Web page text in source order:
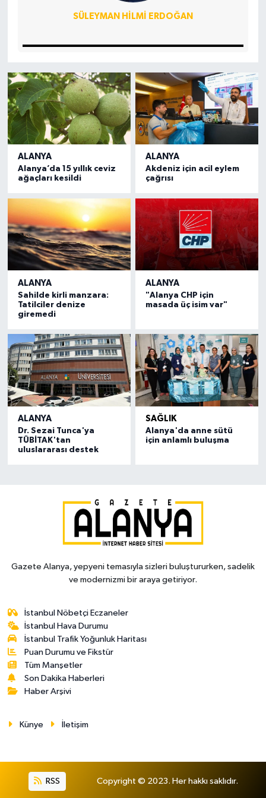
SÜLEYMAN HILMI ERDOĞAN
ALANYA
Alanya’da 15 yıllık ceviz
ağaçları kesildi
ALANYA
Akdeniz için acil eylem
çağrısı
ALANYA
Sahilde kirli manzara:
Tatilciler denize
giremedi
ALANYA
"Alanya CHP için
masada üç isim var"
ALANYA
Dr. Sezai Tunca'ya
TÜBİTAK'tan
uluslararası destek
SAĞLIK
Alanya'da anne sütü
için anlamlı buluşma
Gazete Alanya, yepyeni temasıyla sizleri buluştururken, sadelik
ve modernizmi bir araya getiriyor.
İstanbul Nöbetçi Eczaneler
İstanbul Hava Durumu
İstanbul Trafik Yoğunluk Haritası
Puan Durumu ve Fikstür
Tüm Manşetler
Son Dakika Haberleri
Haber Arşivi
Künye İletişim
RSS Copyright © 2023. Her hakkı saklıdır.